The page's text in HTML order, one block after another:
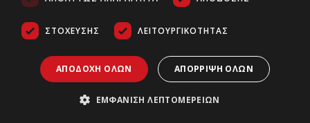
ΣΤΌΧΕΥΣΗΣ ΛΕΙΤΟΥΡΓΙΚΌΤΗΤΑΣ
ΑΠΟΔΟΧΉ ΌΛΩΝ ΑΠΌΡΡΙΨΗ ΌΛΩΝ
ΕΜΦΆΝΙΣΗ ΛΕΠΤΟΜΕΡΕΙΏΝ